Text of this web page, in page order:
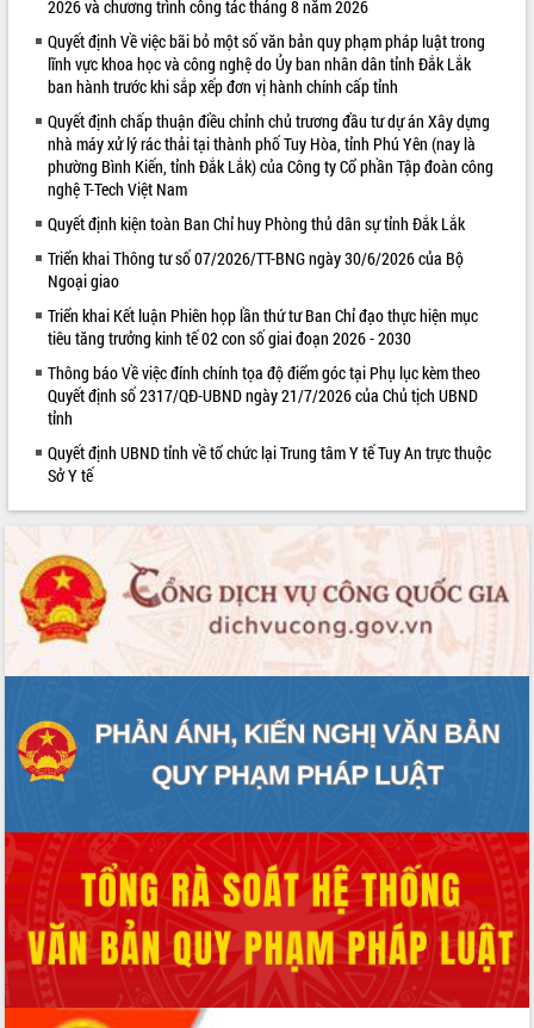
Loading the player...
Trailer Lễ hội Sầu riêng Đắk Lắk năm
2026
Khám bệnh, cấp phát thuốc miễn phí
và tặng quà người dân xã Cư Pui
Hội nghị UBND tỉnh Đắk Lắk thường kỳ
tháng 7/2026
Lễ truy tặng danh hiệu “Bà Mẹ Việt
Nam Anh hùng” và trao Huân chương
Lao động
UBND tỉnh Đắk Lắk triển khai nhiệm
vụ 6 tháng cuối năm 2026
Kỳ họp thứ Hai, Hội đồng nhân dân
tỉnh khóa XI quyết nghị nhiều nội dung
quan trọng
Bí thư Tỉnh ủy Lương Nguyễn Minh
Triết thăm, tặng quà người có công với
cách mạng
Thường trực HĐND tỉnh Đắk Lắk gặp
mặt Đoàn chuyên gia y tế TP. Hồ Chí
Minh
Lễ truy điệu và an táng hài cốt liệt sĩ
tại Nghĩa trang Liệt sĩ xã Sơn Hòa
xuất khẩu sầu riêng và triển khai quy
định EUDR
Thứ trưởng Bộ Nông nghiệp và Môi
vùng trồng và doanh nghiệp đóng gói
sầu riêng tại Đắk Lắk
Trình diễn nghệ thuật chế biến các
món ăn từ sầu riêng
Đắk Lắk công bố Quy hoạch và xúc
tiến đầu tư tỉnh
Ngành cá ngừ Đắk Lắk chủ động thích
ứng để giữ vững thị trường xuất khẩu
ALBUM ẢNH
LIÊN KẾT WEB
2026 và chương trình công tác tháng 8 năm 2026
Quyết định Về việc bãi bỏ một số văn bản quy phạm pháp luật trong
lĩnh vực khoa học và công nghệ do Ủy ban nhân dân tỉnh Đắk Lắk
ban hành trước khi sắp xếp đơn vị hành chính cấp tỉnh
Quyết định chấp thuận điều chỉnh chủ trương đầu tư dự án Xây dựng
nhà máy xử lý rác thải tại thành phố Tuy Hòa, tỉnh Phú Yên (nay là
phường Bình Kiến, tỉnh Đắk Lắk) của Công ty Cổ phần Tập đoàn công
nghệ T-Tech Việt Nam
Quyết định kiện toàn Ban Chỉ huy Phòng thủ dân sự tỉnh Đắk Lắk
Triển khai Thông tư số 07/2026/TT-BNG ngày 30/6/2026 của Bộ
Ngoại giao
Triển khai Kết luận Phiên họp lần thứ tư Ban Chỉ đạo thực hiện mục
tiêu tăng trưởng kinh tế 02 con số giai đoạn 2026 - 2030
Thông báo Về việc đính chính tọa độ điểm góc tại Phụ lục kèm theo
Quyết định số 2317/QĐ-UBND ngày 21/7/2026 của Chủ tịch UBND
tỉnh
Quyết định UBND tỉnh về tổ chức lại Trung tâm Y tế Tuy An trực thuộc
Sở Y tế